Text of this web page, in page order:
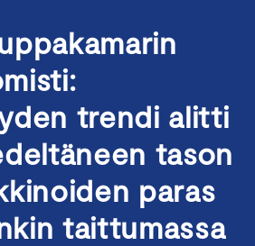
trendi alitti
tason
paras
taittumassa